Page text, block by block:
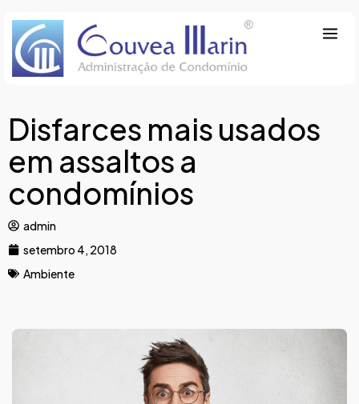
Disfarces mais usados
em assaltos a
condomínios
admin
setembro 4, 2018
Ambiente